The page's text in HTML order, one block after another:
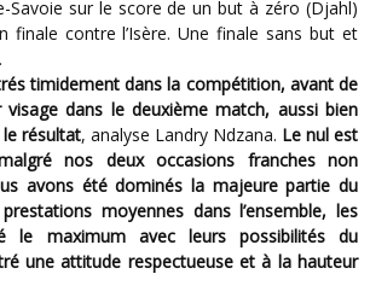
Savoie sur le score de un but à zéro (Djahl)
finale contre l’Isère. Une finale sans but et
timidement dans la compétition, avant de
dans le deuxième match, aussi bien
résultat, analyse Landry Ndzana. Le nul est
nos deux occasions franches non
avons été dominés la majeure partie du
moyennes dans l’ensemble, les
le maximum avec leurs possibilités du
une attitude respectueuse et à la hauteur